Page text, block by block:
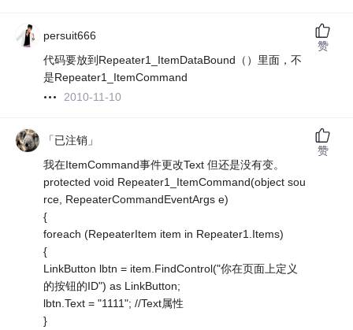
persuit666
代码要放到Repeater1_ItemDataBound（）里面，不
是Repeater1_ItemCommand
2010-11-10
赞
「已注销」
我在ItemCommand事件更改Text 但还是没有变。
protected void Repeater1_ItemCommand(object sou
rce, RepeaterCommandEventArgs e)
{
foreach (RepeaterItem item in Repeater1.Items)
{
LinkButton lbtn = item.FindControl("你在页面上定义
的按钮的ID") as LinkButton;
lbtn.Text = "1111"; //Text属性
}
赞